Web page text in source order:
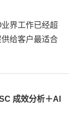
界工作已经超
给客户最适合
成效分析＋AI